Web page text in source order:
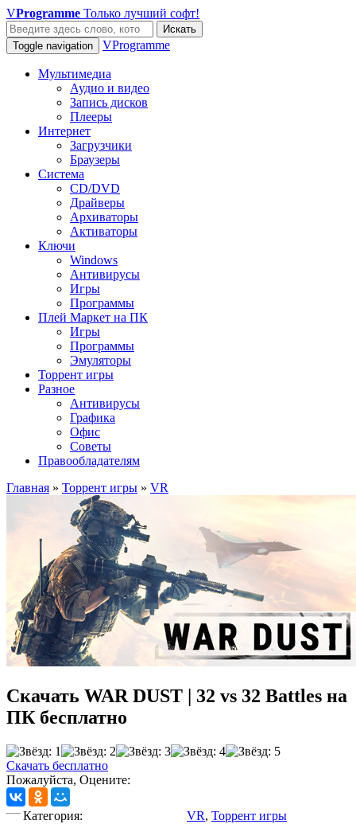
VProgramme Только лучший софт!
Искать
Toggle navigation
VProgramme
Мультимедиа
Аудио и видео
Запись дисков
Плееры
Интернет
Загрузчики
Браузеры
Система
CD/DVD
Драйверы
Архиваторы
Активаторы
Ключи
Windows
Антивирусы
Игры
Программы
Плей Маркет на ПК
Игры
Программы
Эмуляторы
Торрент игры
Разное
Антивирусы
Графика
Офис
Советы
Правообладателям
Главная » Торрент игры » VR
Скачать WAR DUST | 32 vs 32 Battles на
ПК бесплатно
Скачать бесплатно
Пожалуйста, Оцените:
Категория: VR, Торрент игры